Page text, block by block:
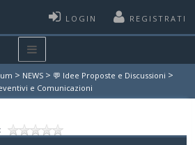
LOGIN REGISTRATI
> NEWS > 💬 Idee Proposte e Discussioni >
e Comunicazioni